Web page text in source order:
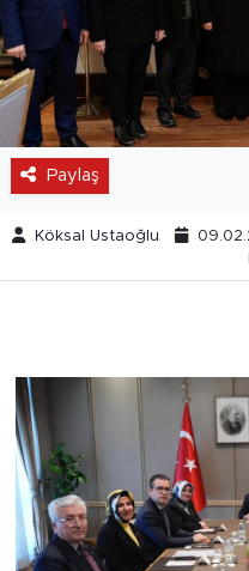
Paylaş
Köksal Ustaoğlu
Köşe Yazarları
Manşet
Ulusal Son Dakika